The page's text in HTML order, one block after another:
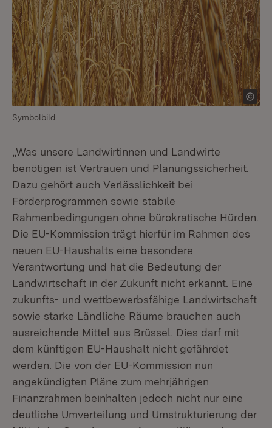
Symbolbild
„Was unsere Landwirtinnen und Landwirte
benötigen ist Vertrauen und Planungssicherheit.
Dazu gehört auch Verlässlichkeit bei
Förderprogrammen sowie stabile
Rahmenbedingungen ohne bürokratische Hürden.
Die EU-Kommission trägt hierfür im Rahmen des
neuen EU-Haushalts eine besondere
Verantwortung und hat die Bedeutung der
Landwirtschaft in der Zukunft nicht erkannt. Eine
zukunfts- und wettbewerbsfähige Landwirtschaft
sowie starke Ländliche Räume brauchen auch
ausreichende Mittel aus Brüssel. Dies darf mit
dem künftigen EU-Haushalt nicht gefährdet
werden. Die von der EU-Kommission nun
angekündigten Pläne zum mehrjährigen
Finanzrahmen beinhalten jedoch nicht nur eine
deutliche Umverteilung und Umstrukturierung der